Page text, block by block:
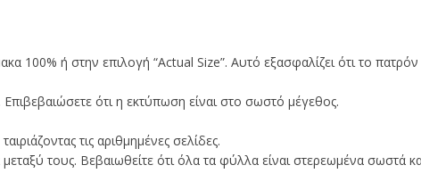
100% ή στην επιλογή “Actual Size”. Αυτό εξασφαλίζει ότι το
ότι η εκτύπωση είναι στο σωστό μέγεθος.
τις αριθμημένες σελίδες.
τους. Βεβαιωθείτε ότι όλα τα φύλλα είναι στερεωμένα σωστά